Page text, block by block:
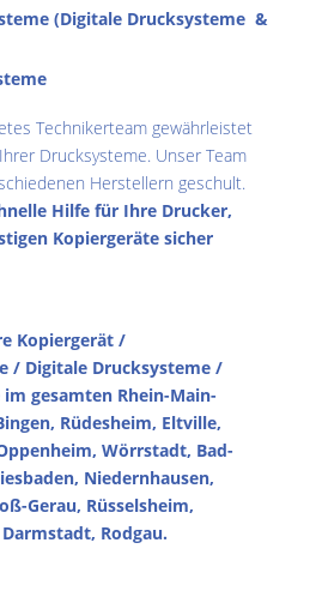
(Digitale Drucksysteme &
Technikerteam gewährleistet
Drucksysteme. Unser Team
Herstellern geschult.
Hilfe für Ihre Drucker,
Kopiergeräte sicher
Kopiergerät /
/ Digitale Drucksysteme /
gesamten Rhein-Main-
Rüdesheim, Eltville,
Wörrstadt, Bad-
Niedernhausen,
Gerau, Rüsselsheim,
Rodgau.